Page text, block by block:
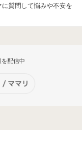
質問して悩みや不安を
配信中